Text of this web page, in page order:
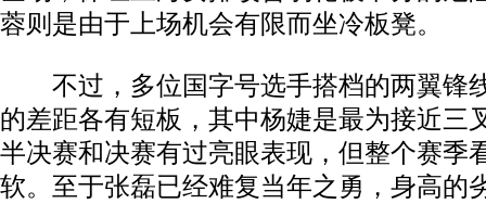
蓉则是由于上场机会有限而坐冷板凳。
不过，多位国字号选手搭档的两翼锋
的差距各有短板，其中杨婕是最为接近三
半决赛和决赛有过亮眼表现，但整个赛季
软。至于张磊已经难复当年之勇，身高的